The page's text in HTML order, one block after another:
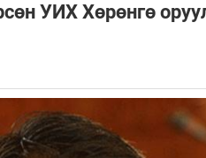
УИХ Хөрөнгө